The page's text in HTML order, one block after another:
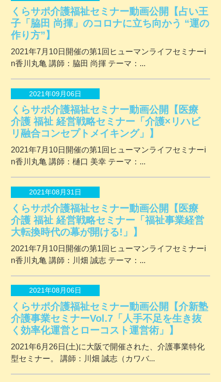
くらサポ介護福祉セミナー動画公開【占い王
子「脇田 尚揮」のコロナに立ち向かう “運の
作り方”】
2021年7月10日開催の第1回ヒューマンライフセミナーi
n香川丸亀 講師：脇田 尚揮 テーマ：...
2021年09月06日
くらサポ介護福祉セミナー動画公開【医療
介護 福祉 経営戦略セミナー「介護×リハビ
リ融合コンセプトメイキング」】
2021年7月10日開催の第1回ヒューマンライフセミナーi
n香川丸亀 講師：樋口 美幸 テーマ：...
2021年08月31日
くらサポ介護福祉セミナー動画公開【医療
介護 福祉 経営戦略セミナー「福祉事業経営
大転換時代の幕が開ける!」】
2021年7月10日開催の第1回ヒューマンライフセミナーi
n香川丸亀 講師：川畑 誠志 テーマ：...
2021年08月06日
くらサポ介護福祉セミナー動画公開【介新塾
介護事業セミナーVol.7「人手不足を生き抜
く効率化運営とローコスト運営術」】
2021年6月26日(土)に大阪で開催された、介護事業特化
型セミナー。 講師：川畑 誠志（カワバ...